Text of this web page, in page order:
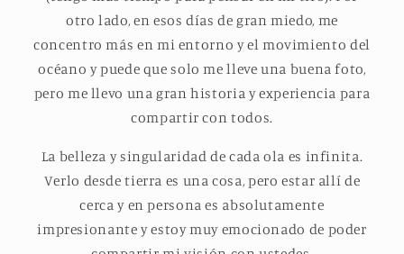
otro lado, en esos días de gran miedo, me
concentro más en mi entorno y el movimiento del
océano y puede que solo me lleve una buena foto,
pero me llevo una gran historia y experiencia para
compartir con todos.
La belleza y singularidad de cada ola es infinita.
Verlo desde tierra es una cosa, pero estar allí de
cerca y en persona es absolutamente
impresionante y estoy muy emocionado de poder